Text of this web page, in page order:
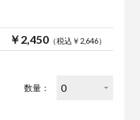
￥2,450（税込￥2,646）
数量：